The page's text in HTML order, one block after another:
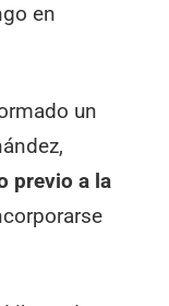
en
un
previo a la